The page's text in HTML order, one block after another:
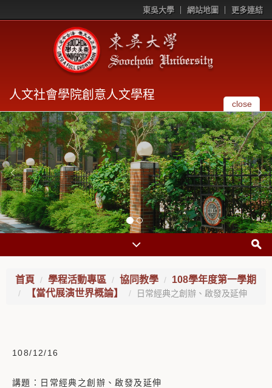
東吳大學 網站地圖 更多連結
人文社會學院創意人文學程
close
首頁 學程活動專區 協同教學
108學年度第一學期
【當代展演世界概論】
日常經典之創辦、啟發及延伸
108/12/16
講題：日常經典之創辦、啟發及延伸